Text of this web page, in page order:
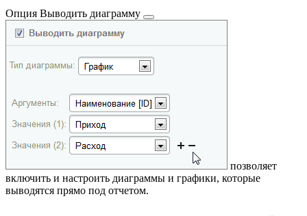
Опция Выводить диаграмму
позволяет
включить и настроить диаграммы и графики, которые
выводятся прямо под отчетом.